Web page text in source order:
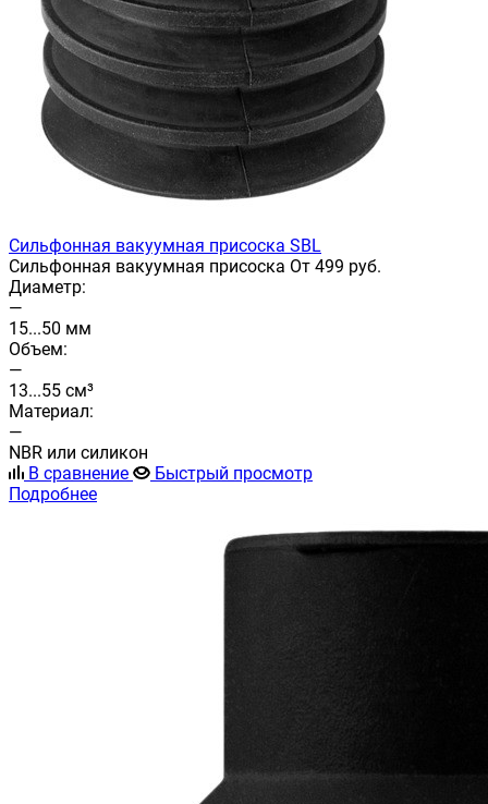
Сильфонная вакуумная присоска SBL
Сильфонная вакуумная присоска От 499 руб.
Диаметр:
—
15...50 мм
Объем:
—
13...55 см³
Материал:
—
NBR или силикон
В сравнение
Быстрый просмотр
Подробнее